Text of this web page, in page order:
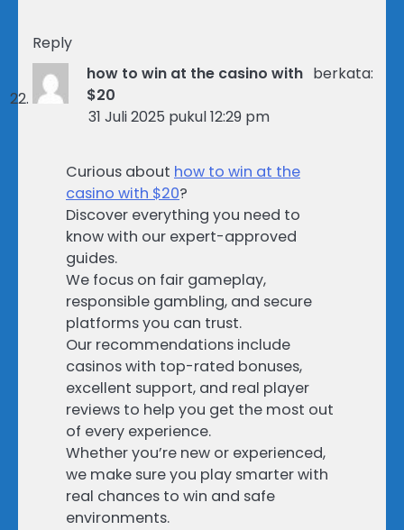
Reply
how to win at the casino with
$20
berkata:
31 Juli 2025 pukul 12:29 pm
Curious about how to win at the
casino with $20?
Discover everything you need to
know with our expert-approved
guides.
We focus on fair gameplay,
responsible gambling, and secure
platforms you can trust.
Our recommendations include
casinos with top-rated bonuses,
excellent support, and real player
reviews to help you get the most out
of every experience.
Whether you’re new or experienced,
we make sure you play smarter with
real chances to win and safe
environments.